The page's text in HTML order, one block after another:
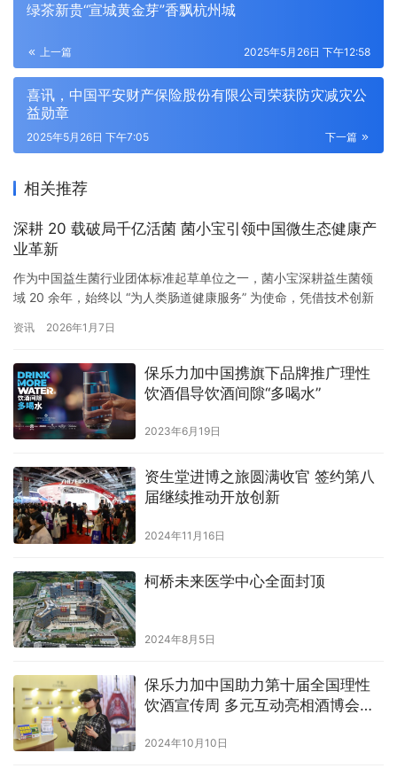
绿茶新贵“宣城黄金芽”香飘杭州城
上一篇 2025年5月26日 下午12:58
喜讯，中国平安财产保险股份有限公司荣获防灾减灾公
益勋章
下一篇
2025年5月26日 下午7:05
相关推荐
深耕 20 载破局千亿活菌 菌小宝引领中国微生态健康产
业革新
作为中国益生菌行业团体标准起草单位之一，菌小宝深耕益生菌领
域 20 余年，始终以 “为人类肠道健康服务” 为使命，凭借技术创新
领航者”，更奠定了 “全生命周期肠道微生态健康解决方案的领导者”
赋能健康，以品质赢得市场，书写了中国微生态产业的…
资讯 2026年1月7日
保乐力加中国携旗下品牌推广理性
饮酒倡导饮酒间隙“多喝水”
2023年6月19日
资生堂进博之旅圆满收官 签约第八
届继续推动开放创新
2024年11月16日
柯桥未来医学中心全面封顶
2024年8月5日
保乐力加中国助力第十届全国理性
饮酒宣传周 多元互动亮相酒博会，
2024年10月10日